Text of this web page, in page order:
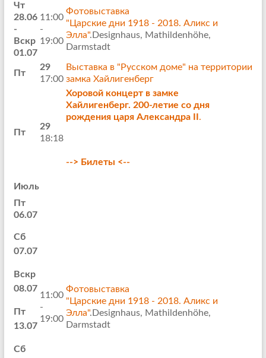
Чт
28.06
-
Вскр
01.07
11:00
-
19:00
Фотовыставка
"Царские дни 1918 - 2018. Аликс и
Элла".Designhaus, Mathildenhöhe,
Darmstadt
Пт
29
17:00
Выставка в "Русском доме" на территории
замка Хайлигенберг
Пт
29
18:18
Хоровой концерт в замке
Хайлигенберг. 200-летие со дня
рождения царя Александра II .
--> Билеты <--
Июль
Пт
06.07
Сб
07.07
Вскр
08.07
Пт
13.07
Сб
11:00
-
19:00
Фотовыставка
"Царские дни 1918 - 2018. Аликс и
Элла".Designhaus, Mathildenhöhe,
Darmstadt